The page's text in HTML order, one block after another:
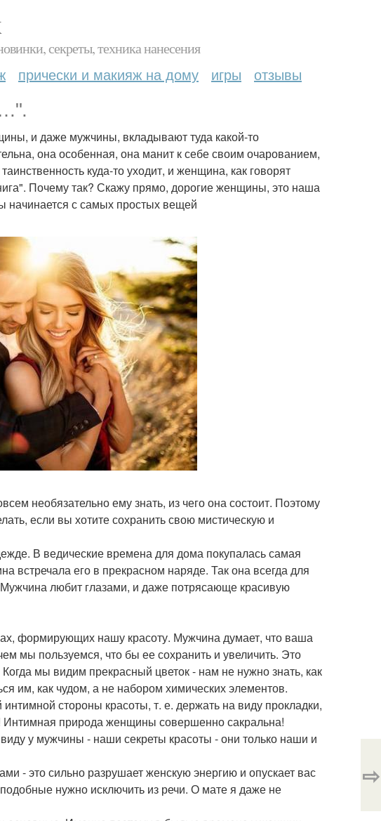
секреты, техника нанесения
прически и макияж на дому игры отзывы
и даже мужчины, вкладывают туда какой-то
она особенная, она манит к себе своим очарованием,
куда-то уходит, и женщина, как говорят
Почему так? Скажу прямо, дорогие женщины, это наша
начинается с самых простых вещей
необязательно ему знать, из чего она состоит. Поэтому
если вы хотите сохранить свою мистическую и
В ведические времена для дома покупалась самая
его в прекрасном наряде. Так она всегда для
любит глазами, и даже потрясающе красивую
формирующих нашу красоту. Мужчина думает, что ваша
мы пользуемся, что бы ее сохранить и увеличить. Это
мы видим прекрасный цветок - нам не нужно знать, как
им, как чудом, а не набором химических элементов.
стороны красоты, т. е. держать на виду прокладки,
природа женщины совершенно сакральна!
у мужчины - наши секреты красоты - они только наши и
- это сильно разрушает женскую энергию и опускает вас
нужно исключить из речи. О мате я даже не
⇨